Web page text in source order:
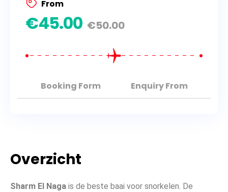
Overzicht
Sharm El Naga is de beste baai voor snorkelen. De
From
€45.00 €50.00
Booking Form Enquiry From